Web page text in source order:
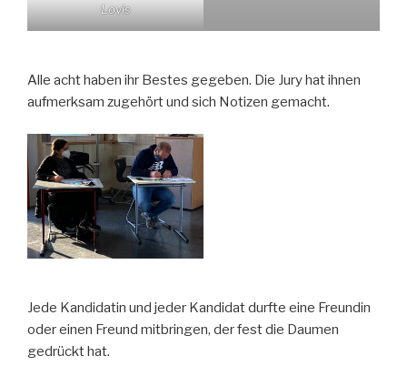
Lovis
Alle acht haben ihr Bestes gegeben. Die Jury hat ihnen
aufmerksam zugehört und sich Notizen gemacht.
Jede Kandidatin und jeder Kandidat durfte eine Freundin
oder einen Freund mitbringen, der fest die Daumen
gedrückt hat.